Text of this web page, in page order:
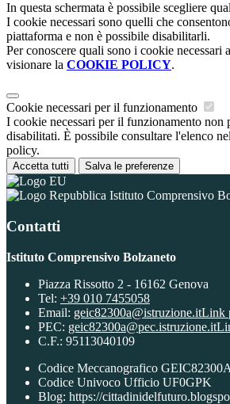
In questa schermata è possibile scegliere
I cookie necessari sono quelli che
piattaforma e non è possibile disabilitarli.
Per conoscere quali sono i cookie necessari
visionare la COOKIE POLICY.
Cookie necessari per il funzionamento
I cookie necessari per il funzionamento non
disabilitati. È possibile consultare l'elenco
policy.
Accetta tutti Salva le preferenze
Istituto Comprensivo
Contatti
Istituto Comprensivo Bolzaneto
Piazza Rissotto 2 - 16162 Genova
Tel: +39 010 7455058
Email: geic82300a@istruzione.itLink
PEC: geic82300a@pec.istruzione.it
C.F.: 95113040109
Codice Meccanografico GEIC82300A
Codice Univoco Ufficio UF0GPK
Blog: https://